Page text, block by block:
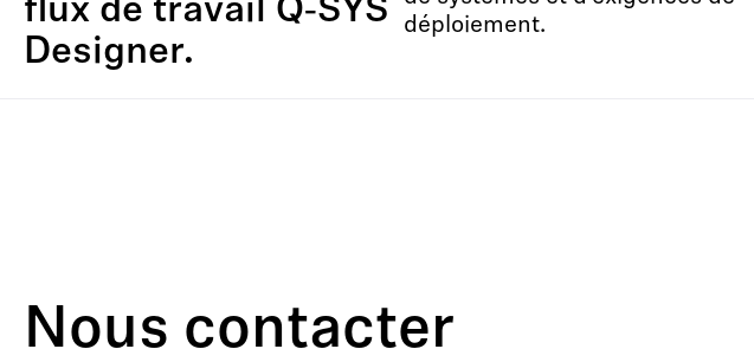
flux de travail Q‑SYS
Designer.
déploiement.
Nous contacter